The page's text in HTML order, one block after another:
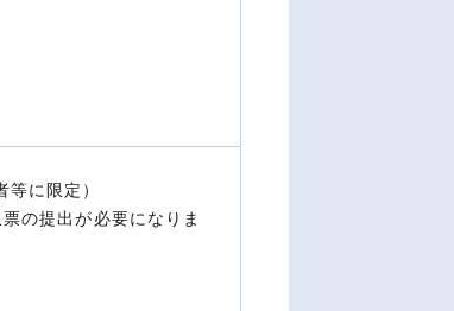
に限定）
の提出が必要になりま